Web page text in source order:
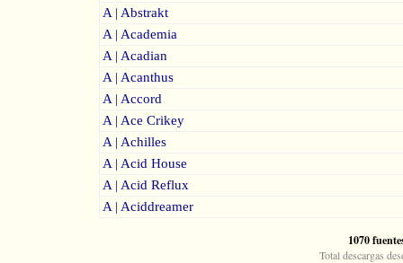
A | Abstrakt
A | Academia
A | Acadian
A | Acanthus
A | Accord
A | Ace Crikey
A | Achilles
A | Acid House
A | Acid Reflux
A | Aciddreamer
1070
Total descargas